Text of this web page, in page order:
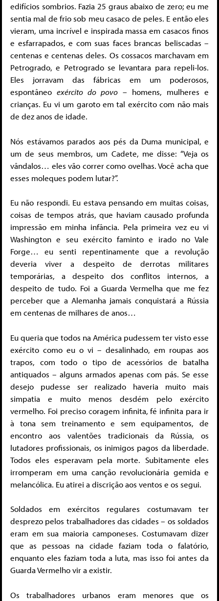
edifícios sombrios. Fazia 25 graus abaixo de zero; eu me
sentia mal de frio sob meu casaco de peles. E então eles
vieram, uma incrível e inspirada massa em casacos finos
e esfarrapados, e com suas faces brancas beliscadas –
centenas e centenas deles. Os cossacos marchavam em
Petrogrado, e Petrogrado se levantara para repeli-los.
Eles jorravam das fábricas em um poderosos,
espontâneo exército do povo – homens, mulheres e
crianças. Eu vi um garoto em tal exército com não mais
de dez anos de idade.
Nós estávamos parados aos pés da Duma municipal, e
um de seus membros, um Cadete, me disse: “Veja os
vândalos… eles vão correr como ovelhas. Você acha que
esses moleques podem lutar?”.
Eu não respondi. Eu estava pensando em muitas coisas,
coisas de tempos atrás, que haviam causado profunda
impressão em minha infância. Pela primeira vez eu vi
Washington e seu exército faminto e irado no Vale
Forge… eu senti repentinamente que a revolução
deveria viver a despeito de derrotas militares
temporárias, a despeito dos conflitos internos, a
despeito de tudo. Foi a Guarda Vermelha que me fez
perceber que a Alemanha jamais conquistará a Rússia
em centenas de milhares de anos…
Eu queria que todos na América pudessem ter visto esse
exército como eu o vi – desalinhado, em roupas aos
trapos, com todo o tipo de acessórios de batalha
antiquados – alguns armados apenas com pás. Se esse
desejo pudesse ser realizado haveria muito mais
simpatia e muito menos desdém pelo exército
vermelho. Foi preciso coragem infinita, fé infinita para ir
à tona sem treinamento e sem equipamentos, de
encontro aos valentões tradicionais da Rússia, os
lutadores profissionais, os inimigos pagos da liberdade.
Todos eles esperavam pela morte. Subitamente eles
irromperam em uma canção revolucionária gemida e
melancólica. Eu atirei a discrição aos ventos e os segui.
Soldados em exércitos regulares costumavam ter
desprezo pelos trabalhadores das cidades – os soldados
eram em sua maioria camponeses. Costumavam dizer
que as pessoas na cidade faziam toda o falatório,
enquanto eles faziam toda a luta, mas isso foi antes da
Guarda Vermelho vir a existir.
Os trabalhadores urbanos eram menores que os